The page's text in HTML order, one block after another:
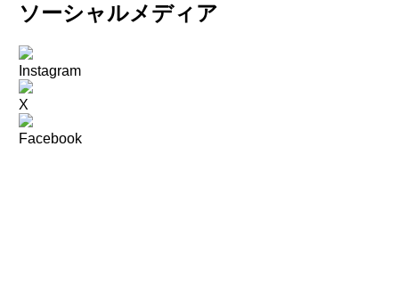
ソーシャルメディア
Instagram
X
Facebook